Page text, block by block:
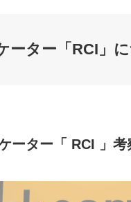
ーター「RCI」
ーター「 RCI 」考